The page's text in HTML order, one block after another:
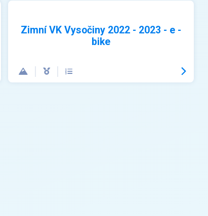
Zimní VK Vysočiny 2022 - 2023 - e -
bike